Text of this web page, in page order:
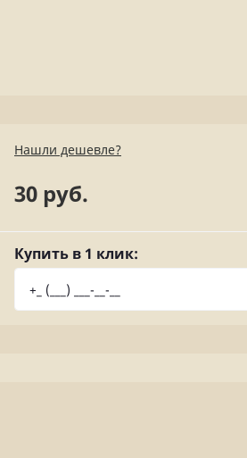
Нашли дешевле?
30 руб.
Купить в 1 клик: